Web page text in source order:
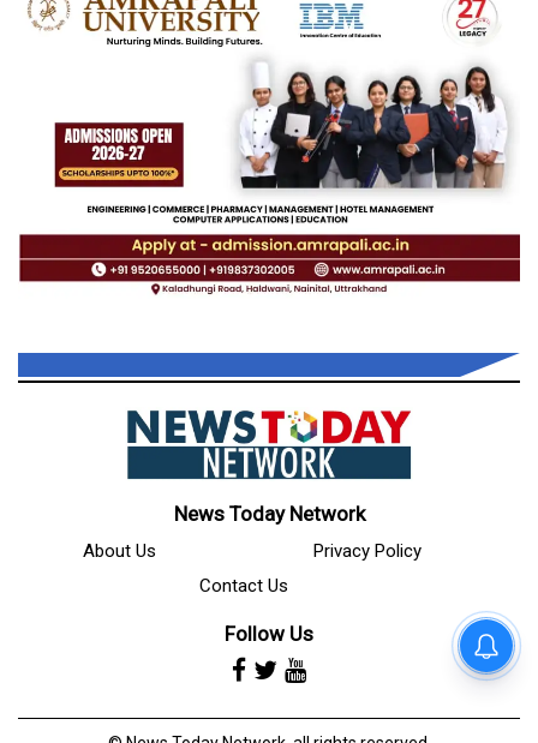
News Today Network
About Us
Privacy Policy
Contact Us
Follow Us